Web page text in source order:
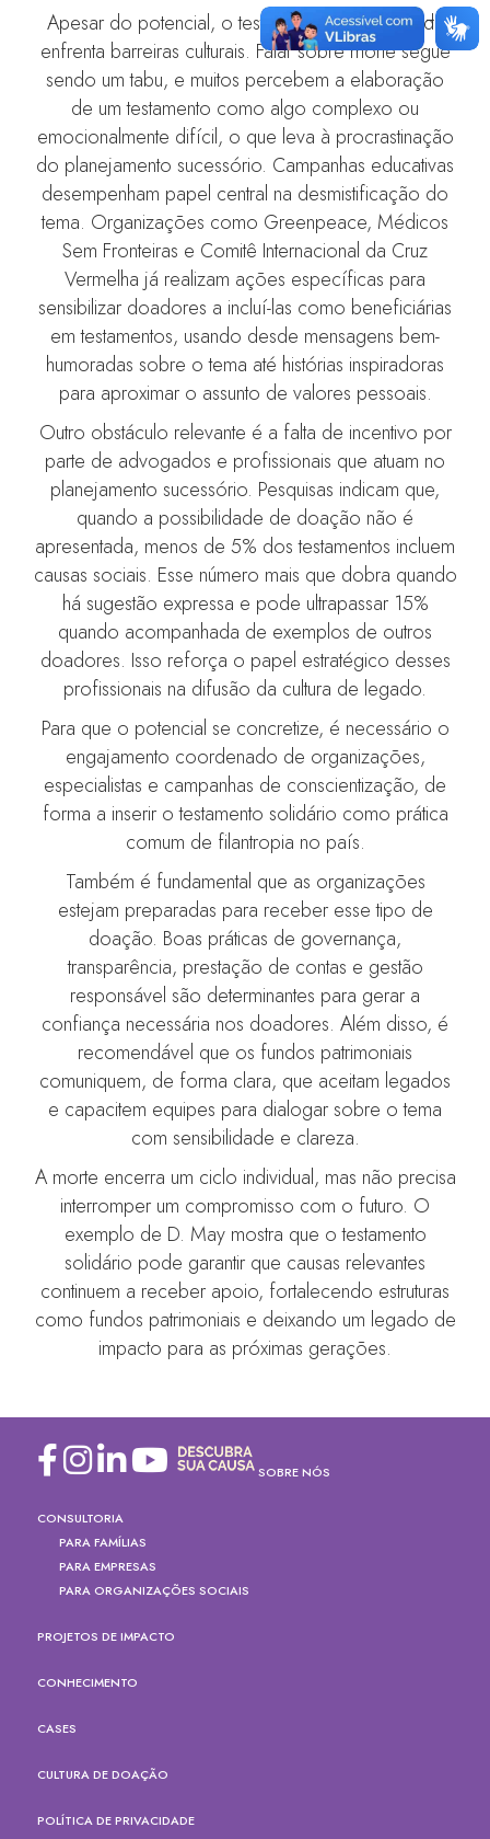
Apesar do potencial, o testamento solidário ainda
enfrenta barreiras culturais. Falar sobre morte segue
sendo um tabu, e muitos percebem a elaboração
de um testamento como algo complexo ou
emocionalmente difícil, o que leva à procrastinação
do planejamento sucessório. Campanhas educativas
desempenham papel central na desmistificação do
tema. Organizações como Greenpeace, Médicos
Sem Fronteiras e Comitê Internacional da Cruz
Vermelha já realizam ações específicas para
sensibilizar doadores a incluí-las como beneficiárias
em testamentos, usando desde mensagens bem-
humoradas sobre o tema até histórias inspiradoras
para aproximar o assunto de valores pessoais.
Outro obstáculo relevante é a falta de incentivo por
parte de advogados e profissionais que atuam no
planejamento sucessório. Pesquisas indicam que,
quando a possibilidade de doação não é
apresentada, menos de 5% dos testamentos incluem
causas sociais. Esse número mais que dobra quando
há sugestão expressa e pode ultrapassar 15%
quando acompanhada de exemplos de outros
doadores. Isso reforça o papel estratégico desses
profissionais na difusão da cultura de legado.
Para que o potencial se concretize, é necessário o
engajamento coordenado de organizações,
especialistas e campanhas de conscientização, de
forma a inserir o testamento solidário como prática
comum de filantropia no país.
Também é fundamental que as organizações
estejam preparadas para receber esse tipo de
doação. Boas práticas de governança,
transparência, prestação de contas e gestão
responsável são determinantes para gerar a
confiança necessária nos doadores. Além disso, é
recomendável que os fundos patrimoniais
comuniquem, de forma clara, que aceitam legados
e capacitem equipes para dialogar sobre o tema
com sensibilidade e clareza.
A morte encerra um ciclo individual, mas não precisa
interromper um compromisso com o futuro. O
exemplo de D. May mostra que o testamento
solidário pode garantir que causas relevantes
continuem a receber apoio, fortalecendo estruturas
como fundos patrimoniais e deixando um legado de
impacto para as próximas gerações.
SOBRE NÓS
CONSULTORIA
PARA FAMÍLIAS
PARA EMPRESAS
PARA ORGANIZAÇÕES SOCIAIS
PROJETOS DE IMPACTO
CONHECIMENTO
CASES
CULTURA DE DOAÇÃO
POLÍTICA DE PRIVACIDADE